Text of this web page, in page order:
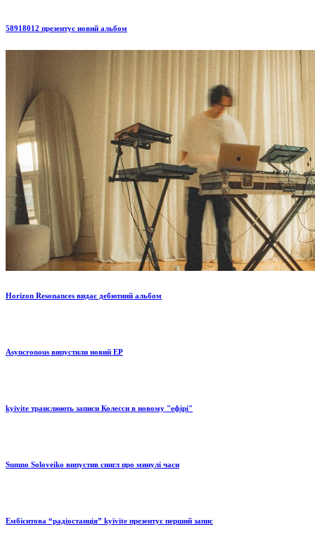
58918012 презентує новий альбом
Horizon Resonances видає дебютний альбом
Asyncronous випустили новий EP
kyïvite транслюють записи Колесси в новому "ефірі"
Sumno Soloveiko випустив сингл про минулі часи
Ембієнтова “радіостанція” kyïvite презентує перший запис